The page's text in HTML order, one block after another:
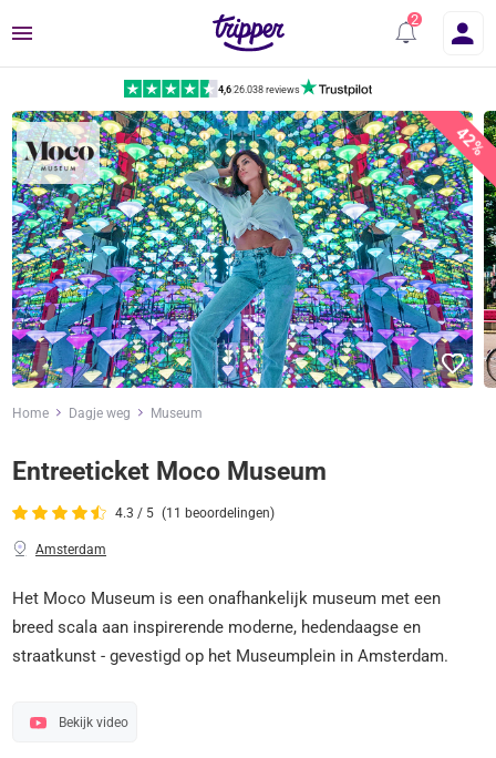
Menu
4,6|26.038 reviews
42%
Home Dagje weg Museum
Entreeticket Moco Museum
4.3 / 5 (11 beoordelingen)
Amsterdam
Het Moco Museum is een onafhankelijk museum met een
breed scala aan inspirerende moderne, hedendaagse en
straatkunst - gevestigd op het Museumplein in Amsterdam.
Bekijk video